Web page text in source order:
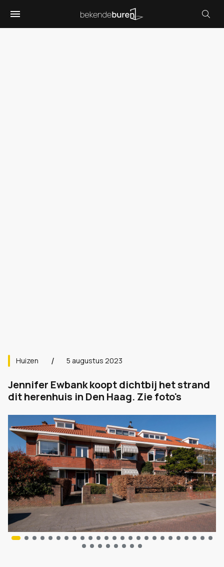
Huizen 5 augustus 2023
Jennifer Ewbank koopt dichtbij het strand
dit herenhuis in Den Haag. Zie foto's